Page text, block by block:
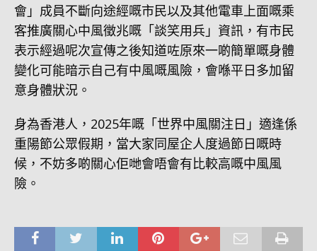
會」成員不斷向途經嘅市民以及其他電車上面嘅乘
客推廣關心中風徵兆嘅「談笑用兵」資訊，有市民
表示經過呢次宣傳之後知道咗原來一啲簡單嘅身體
變化可能暗示自己有中風嘅風險，會喺平日多加留
意身體狀況。
身為香港人，2025年嘅「世界中風關注日」適逢係
重陽節公眾假期，當大家同屋企人度過節日嘅時
候，不妨多啲關心佢哋會唔會有比較高嘅中風風
險。